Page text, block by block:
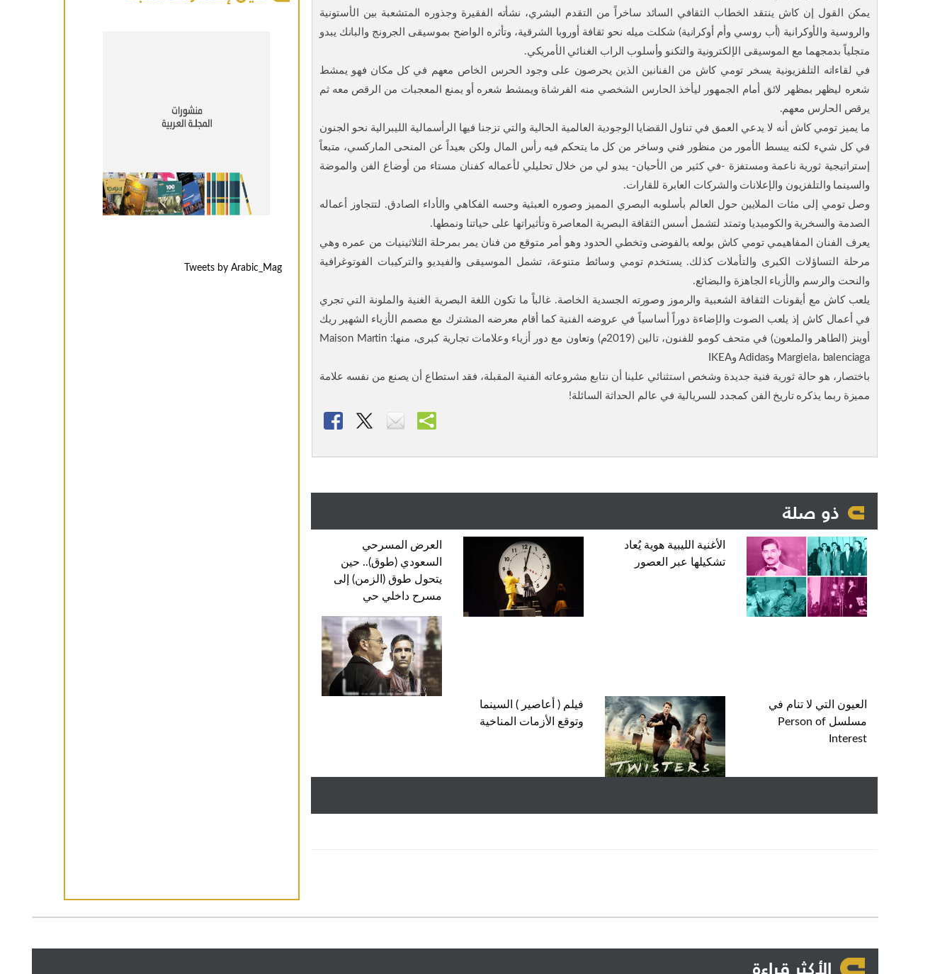
يمكن القول إن كاش ينتقد الخطاب الثقافي السائد ساخراً من التقدم البشري، نشأته الفقيرة وجذوره المتشعبة بين الأستونية
والروسية والأوكرانية (أب روسي وأم أوكرانية) شكلت ميله نحو ثقافة أوروبا الشرقية، وتأثره الواضح بموسيقى الجرونج والبانك يبدو
متجلياً بدمجهما مع الموسيقى الإلكترونية والتكنو وأسلوب الراب الغنائي الأمريكي.
في لقاءاته التلفزيونية يسخر تومي كاش من الفنانين الذين يحرصون على وجود الحرس الخاص معهم في كل مكان فهو يمشط
شعره ليظهر بمظهر لائق أمام الجمهور ليأخذ الحارس الشخصي منه الفرشاة ويمشط شعره أو يمنع المعجبات من الرقص معه ثم
يرقص الحارس معهم.
ما يميز تومي كاش أنه لا يدعي العمق في تناول القضايا الوجودية العالمية الحالية والتي تزجنا فيها الرأسمالية الليبرالية نحو الجنون
في كل شيء لكنه يبسط الأمور من منظور فني وساخر من كل ما يتحكم فيه رأس المال ولكن بعيداً عن المنحى الماركسي، متبعاً
إستراتيجية ثورية ناعمة ومستفزة -في كثير من الأحيان- يبدو لي من خلال تحليلي لأعماله كفنان مستاء من أوضاع الفن والموضة
والسينما والتلفزيون والإعلانات والشركات العابرة للقارات.
وصل تومي إلى مئات الملايين حول العالم بأسلوبه البصري المميز وصوره العبثية وحسه الفكاهي والأداء الصادق. لتتجاوز أعماله
الصدمة والسخرية والكوميديا وتمتد لتشمل أسس الثقافة البصرية المعاصرة وتأثيراتها على حياتنا ونمطها.
يعرف الفنان المفاهيمي تومي كاش بولعه بالفوضى وتخطي الحدود وهو أمر متوقع من فنان يمر بمرحلة الثلاثينيات من عمره وهي
مرحلة التساؤلات الكبرى والتأملات كذلك. يستخدم تومي وسائط متنوعة، تشمل الموسيقى والفيديو والتركيبات الفوتوغرافية
والنحت والرسم والأزياء الجاهزة والبضائع.
يلعب كاش مع أيقونات الثقافة الشعبية والرموز وصورته الجسدية الخاصة. غالباً ما تكون اللغة البصرية الغنية والملونة التي تجري
في أعمال كاش إذ يلعب الصوت والإضاءة دوراً أساسياً في عروضه الفنية كما أقام معرضه المشترك مع مصمم الأزياء الشهير ريك
أوينز (الطاهر والملعون) في متحف كومو للفنون، تالين (2019م) وتعاون مع دور أزياء وعلامات تجارية كبرى، منها: Maison Martin
Margiela، balenciaga وAdidas وIKEA
باختصار، هو حالة ثورية فنية جديدة وشخص استثنائي علينا أن نتابع مشروعاته الفنية المقبلة، فقد استطاع أن يصنع من نفسه علامة
مميزة ربما يذكره تاريخ الفن كمجدد للسريالية في عالم الحداثة السائلة!
ذو صلة
الأغنية الليبية هوية يُعاد
تشكيلها عبر العصور
العرض المسرحي
السعودي (طوق).. حين
يتحول طوق (الزمن) إلى
مسرح داخلي حي
العيون التي لا تنام في
مسلسل Person of
Interest
فيلم ( أعاصير ) السينما
وتوقع الأزمات المناخية
الأكثر قراءة